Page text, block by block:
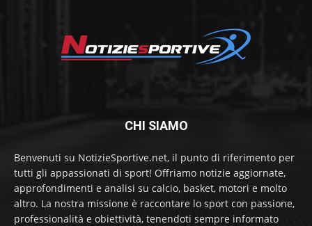
CHI SIAMO
Benvenuti su NotizieSportive.net, il punto di riferimento per
tutti gli appassionati di sport! Offriamo notizie aggiornate,
approfondimenti e analisi su calcio, basket, motori e molto
altro. La nostra missione è raccontare lo sport con passione,
professionalità e obiettività, tenendoti sempre informato